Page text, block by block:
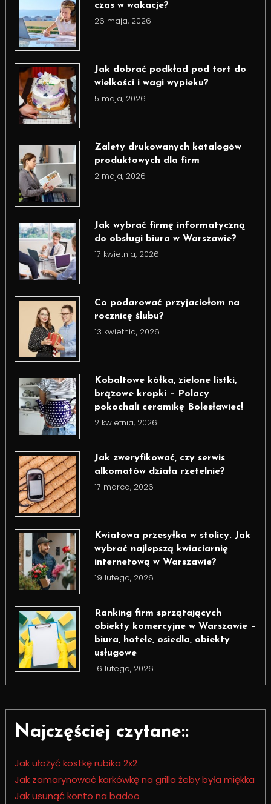
czas w wakacje?
26 maja, 2026
Jak dobrać podkład pod tort do
wielkości i wagi wypieku?
5 maja, 2026
Zalety drukowanych katalogów
produktowych dla firm
2 maja, 2026
Jak wybrać firmę informatyczną
do obsługi biura w Warszawie?
17 kwietnia, 2026
Co podarować przyjaciołom na
rocznicę ślubu?
13 kwietnia, 2026
Kobaltowe kółka, zielone listki,
brązowe kropki – Polacy
pokochali ceramikę Bolesławiec!
2 kwietnia, 2026
Jak zweryfikować, czy serwis
alkomatów działa rzetelnie?
17 marca, 2026
Kwiatowa przesyłka w stolicy. Jak
wybrać najlepszą kwiaciarnię
internetową w Warszawie?
19 lutego, 2026
Ranking firm sprzątających
obiekty komercyjne w Warszawie –
biura, hotele, osiedla, obiekty
usługowe
16 lutego, 2026
Najczęściej czytane::
Jak ułożyć kostkę rubika 2x2
Jak zamarynować karkówkę na grilla żeby była miękka
Jak usunąć konto na badoo